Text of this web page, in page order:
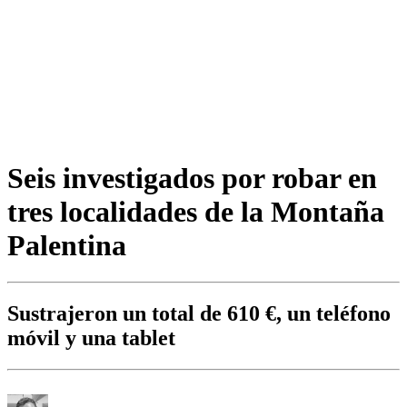
Seis investigados por robar en
tres localidades de la Montaña
Palentina
Sustrajeron un total de 610 €, un teléfono
móvil y una tablet